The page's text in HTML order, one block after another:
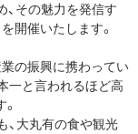
、その魅力を発信す
開催いたします。
の振興に携わってい
一と言われるほど高
、大丸有の食や観光